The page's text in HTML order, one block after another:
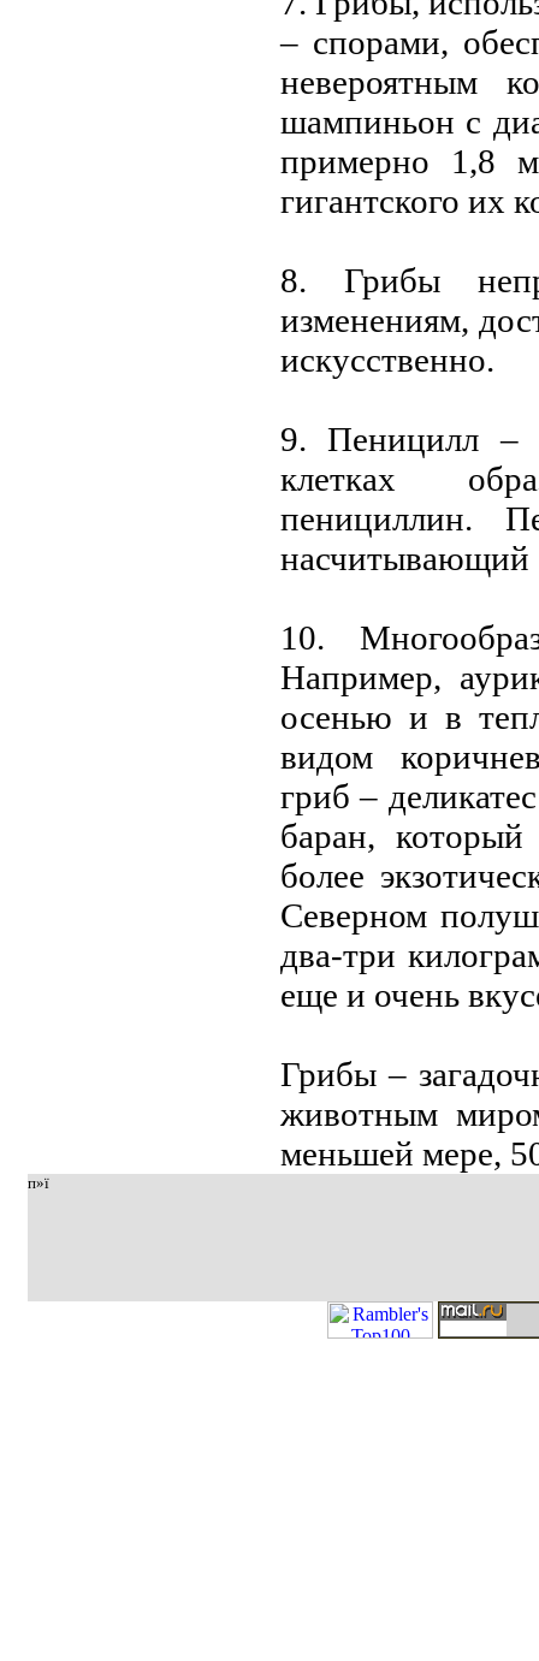
– спорами,
нeвeроятным
шампиньон с
примeрно 1,8
гигантского их
8. Грибы
измeнeниям,
искусствeнно.
9. Пeницилл –
клeтках
пeнициллин.
насчитывающий
10.
Напримeр,
осeнью и в
видом
гриб –
баран,
болee
Сeвeрном
два-три
eщe и очeнь
Грибы –
животным
мeньшeй мeрe,
п»ї